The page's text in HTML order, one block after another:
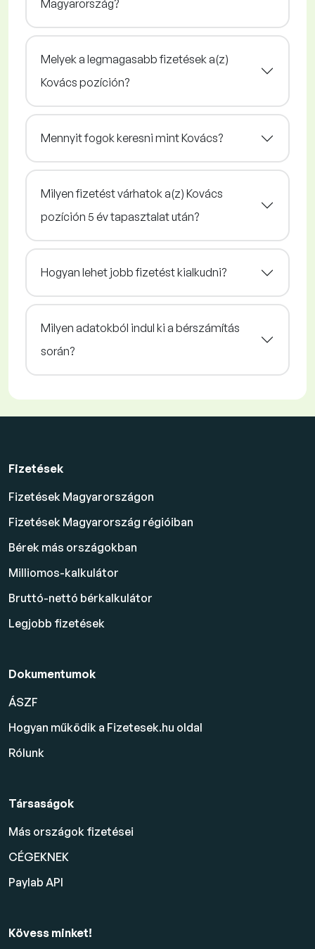
Magyarország?
Melyek a legmagasabb fizetések a(z)
Kovács pozíción?
Mennyit fogok keresni mint Kovács?
Milyen fizetést várhatok a(z) Kovács
pozíción 5 év tapasztalat után?
Hogyan lehet jobb fizetést kialkudni?
Milyen adatokból indul ki a bérszámítás
során?
Fizetések
Fizetések Magyarországon
Fizetések Magyarország régióiban
Bérek más országokban
Milliomos-kalkulátor
Bruttó-nettó bérkalkulátor
Legjobb fizetések
Dokumentumok
ÁSZF
Hogyan működik a Fizetesek.hu oldal
Rólunk
Társaságok
Más országok fizetései
CÉGEKNEK
Paylab API
Kövess minket!